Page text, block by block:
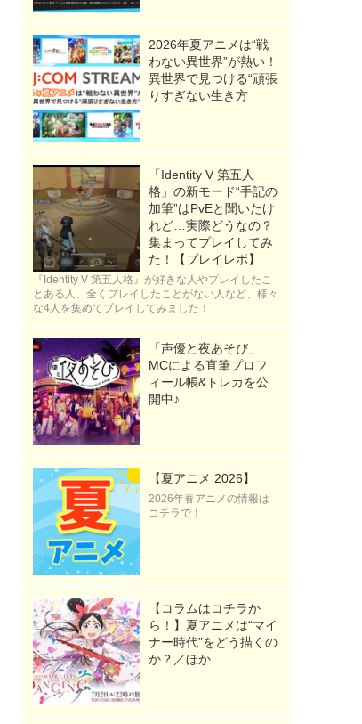
2026年夏アニメは“戦
わない異世界”が熱い！
異世界で見つける“頑張
りすぎない生き方
「Identity V 第五人
格」の新モード“手記の
加筆”はPvEと聞いたけ
れど…実際どうなの？
集まってプレイしてみ
た！【プレイレポ】
『Identity V 第五人格』が好きな人やプレイしたこ
とある人、全くプレイしたことがない人など、様々
な4人を集めてプレイしてみました！
「声優と夜あそび」
MCによる直筆プロフ
ィール帳&トレカを公
開中♪
【夏アニメ 2026】
2026年春アニメの情報は
コチラで！
【コラムはコチラか
ら！】夏アニメは“マイ
ナー時代”をどう描くの
か？／ほか